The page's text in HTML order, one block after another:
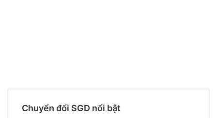
Chuyển đổi SGD nổi bật